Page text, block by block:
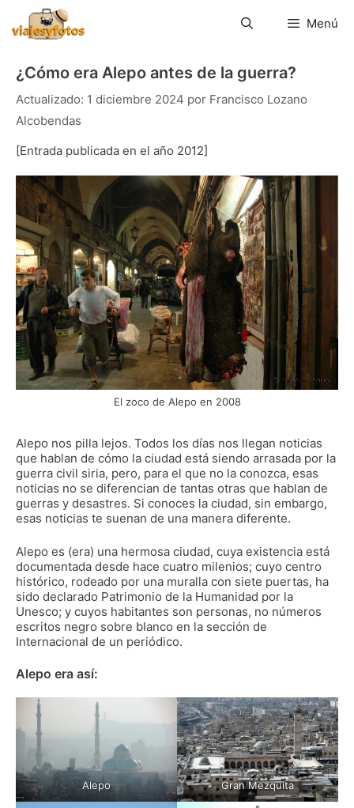
contenido
Menú
¿Cómo era Alepo antes de la guerra?
1 diciembre 2024 por Francisco Lozano
Alcobendas
[Entrada publicada en el año 2012]
El zoco de Alepo en 2008
Alepo nos pilla lejos. Todos los días nos llegan noticias
que hablan de cómo la ciudad está siendo arrasada por la
guerra civil siria, pero, para el que no la conozca, esas
noticias no se diferencian de tantas otras que hablan de
guerras y desastres. Si conoces la ciudad, sin embargo,
esas noticias te suenan de una manera diferente.
Alepo es (era) una hermosa ciudad, cuya existencia está
documentada desde hace cuatro milenios; cuyo centro
histórico, rodeado por una muralla con siete puertas, ha
sido declarado Patrimonio de la Humanidad por la
Unesco; y cuyos habitantes son personas, no números
escritos negro sobre blanco en la sección de
Internacional de un periódico.
Alepo era así:
Alepo Gran Mezquita